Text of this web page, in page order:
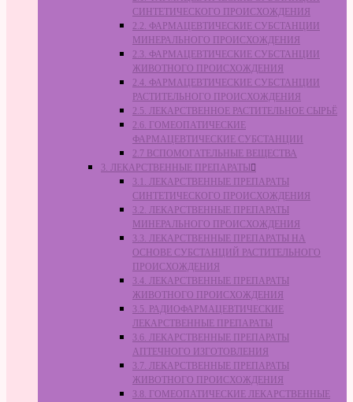
СИНТЕТИЧЕСКОГО ПРОИСХОЖДЕНИЯ
2.2. ФАРМАЦЕВТИЧЕСКИЕ СУБСТАНЦИИ
МИНЕРАЛЬНОГО ПРОИСХОЖДЕНИЯ
2.3. ФАРМАЦЕВТИЧЕСКИЕ СУБСТАНЦИИ
ЖИВОТНОГО ПРОИСХОЖДЕНИЯ
2.4. ФАРМАЦЕВТИЧЕСКИЕ СУБСТАНЦИИ
РАСТИТЕЛЬНОГО ПРОИСХОЖДЕНИЯ
2.5. ЛЕКАРСТВЕННОЕ РАСТИТЕЛЬНОЕ СЫРЬЁ
2.6. ГОМЕОПАТИЧЕСКИЕ
ФАРМАЦЕВТИЧЕСКИЕ СУБСТАНЦИИ
2.7 ВСПОМОГАТЕЛЬНЫЕ ВЕЩЕСТВА
3. ЛЕКАРСТВЕННЫЕ ПРЕПАРАТЫ
3.1. ЛЕКАРСТВЕННЫЕ ПРЕПАРАТЫ
СИНТЕТИЧЕСКОГО ПРОИСХОЖДЕНИЯ
3.2. ЛЕКАРСТВЕННЫЕ ПРЕПАРАТЫ
МИНЕРАЛЬНОГО ПРОИСХОЖДЕНИЯ
3.3. ЛЕКАРСТВЕННЫЕ ПРЕПАРАТЫ НА
ОСНОВЕ СУБСТАНЦИЙ РАСТИТЕЛЬНОГО
ПРОИСХОЖДЕНИЯ
3.4. ЛЕКАРСТВЕННЫЕ ПРЕПАРАТЫ
ЖИВОТНОГО ПРОИСХОЖДЕНИЯ
3.5. РАДИОФАРМАЦЕВТИЧЕСКИЕ
ЛЕКАРСТВЕННЫЕ ПРЕПАРАТЫ
3.6. ЛЕКАРСТВЕННЫЕ ПРЕПАРАТЫ
АПТЕЧНОГО ИЗГОТОВЛЕНИЯ
3.7. ЛЕКАРСТВЕННЫЕ ПРЕПАРАТЫ
ЖИВОТНОГО ПРОИСХОЖДЕНИЯ
3.8. ГОМЕОПАТИЧЕСКИЕ ЛЕКАРСТВЕННЫЕ